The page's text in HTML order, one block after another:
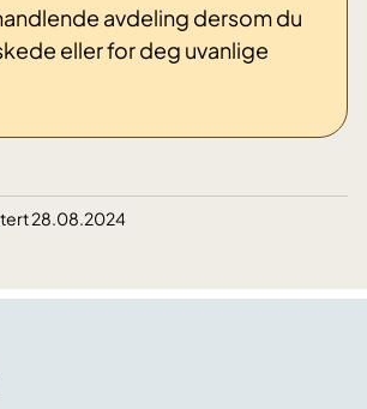
avdeling dersom du
eller for deg uvanlige
28.08.2024